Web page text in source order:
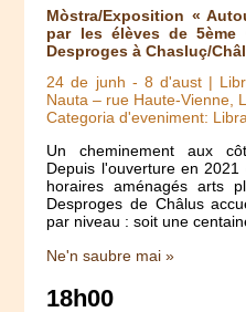
Mòstra/Exposition «
par les élèves de 5ème
Desproges à Chasluç/
24 de junh - 8 d'aust|
Nauta – rue Haute-Vienne,
Categoria d'eveniment:
Un cheminement aux
Depuis l'ouverture en
horaires aménagés arts
Desproges de Châlus
par niveau : soit une
Ne'n saubre mai »
18h00